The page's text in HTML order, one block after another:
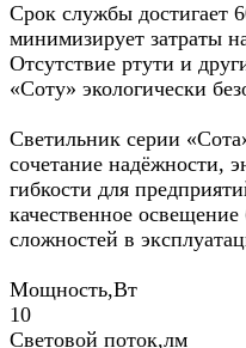
Срок службы достигает
минимизирует затраты
Отсутствие ртути и
«Соту» экологически
Светильник серии
сочетание надёжности,
гибкости для
качественное
сложностей в
Мощность,Вт
10
Световой поток,лм